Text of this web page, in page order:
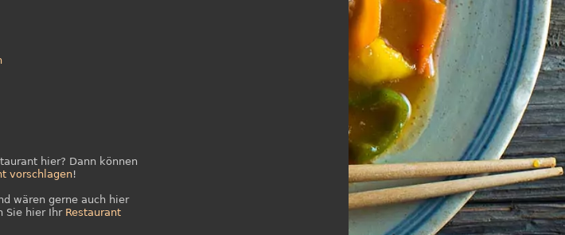
hier? Dann können
vorschlagen!
wären gerne auch hier
Sie hier Ihr Restaurant